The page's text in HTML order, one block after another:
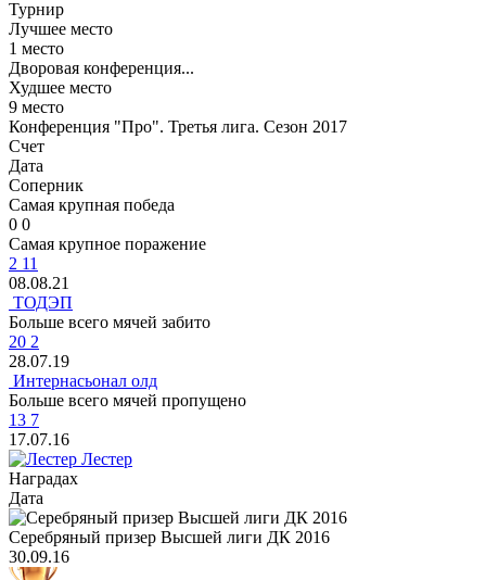
Турнир
Лучшее место
1 место
Дворовая конференция...
Худшее место
9 место
Конференция "Про". Третья лига. Сезон 2017
Счет
Дата
Cоперник
Самая крупная победа
0 0
Самая крупное поражение
2 11
08.08.21
ТОДЭП
Больше всего мячей забито
20 2
28.07.19
Интернасьонал олд
Больше всего мячей пропущено
13 7
17.07.16
Лестер
Наградаx
Дата
Серебряный призер Высшей лиги ДК 2016
30.09.16